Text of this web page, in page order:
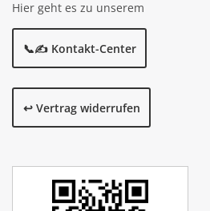
Hier geht es zu unserem
📞✍️ Kontakt-Center
↩️ Vertrag widerrufen